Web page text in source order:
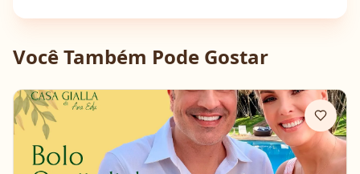
Você Também Pode Gostar